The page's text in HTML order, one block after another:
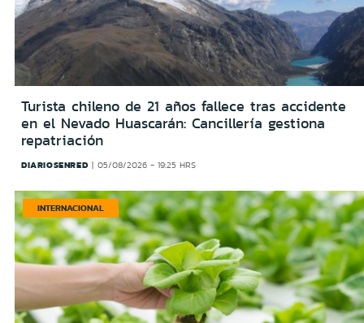
Turista chileno de 21 años fallece tras accidente
en el Nevado Huascarán: Cancillería gestiona
repatriación
DIARIOSENRED 05/08/2026 - 19:25 HRS
INTERNACIONAL